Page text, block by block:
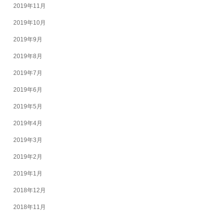
2019年11月
2019年10月
2019年9月
2019年8月
2019年7月
2019年6月
2019年5月
2019年4月
2019年3月
2019年2月
2019年1月
2018年12月
2018年11月